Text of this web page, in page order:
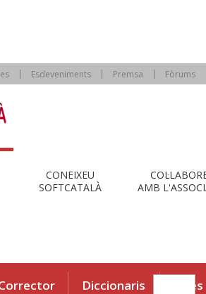
Esdeveniments Premsa Fòrums
CONEIXEU
SOFTCATALÀ
AMB
Diccionaris Eines